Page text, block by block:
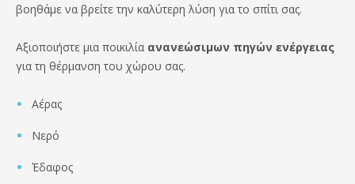
βοηθάμε να βρείτε την καλύτερη λύση για το σπίτι σας.
Αξιοποιήστε μια ποικιλία ανανεώσιμων πηγών ενέργειας
για τη θέρμανση του χώρου σας.
Αέρας
Νερό
Έδαφος